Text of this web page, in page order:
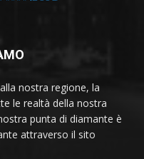
nostra regione, la
le realtà della nostra
punta di diamante è
attraverso il sito